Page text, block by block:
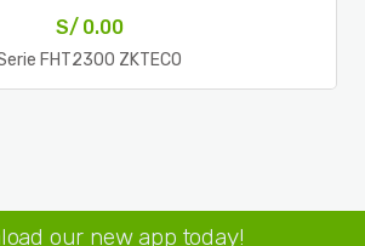
S/0.00
FHT2300 ZKTECO
our new app today!